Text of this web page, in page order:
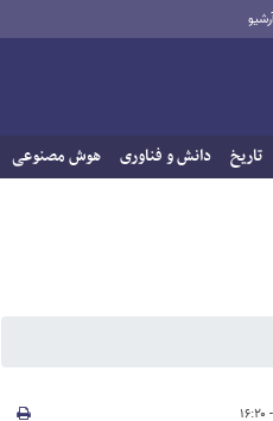
تاریخ دانش و فناوری هوش مصنوعی